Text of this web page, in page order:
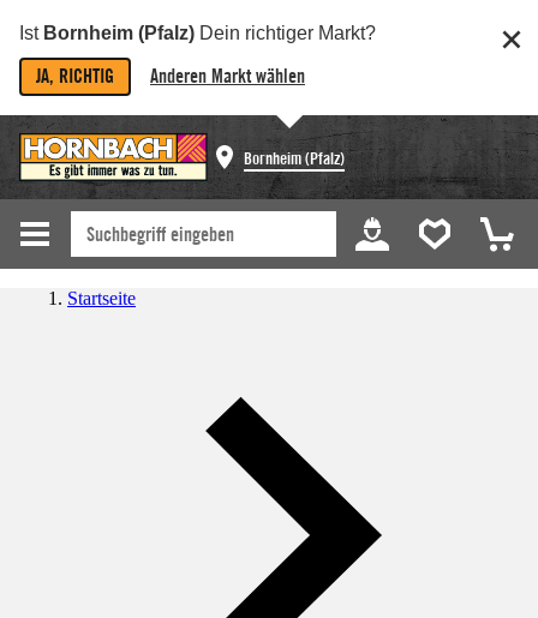
Ist Bornheim (Pfalz) Dein richtiger Markt?
JA, RICHTIG Anderen Markt wählen
Bornheim (Pfalz)
Startseite